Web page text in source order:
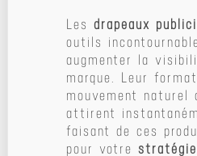
Les drapeaux
outils
augmenter la
marque. Leur
mouvement naturel
attirent
faisant de ces
pour votre